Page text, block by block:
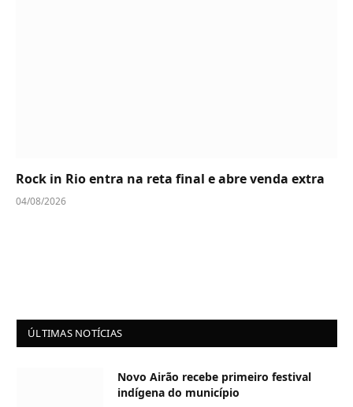
Rock in Rio entra na reta final e abre venda extra
04/08/2026
ÚLTIMAS NOTÍCIAS
Novo Airão recebe primeiro festival
indígena do município